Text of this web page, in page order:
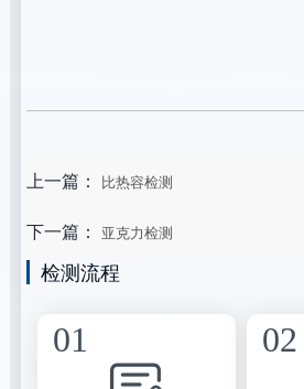
上一篇： 比热容检测
下一篇： 亚克力检测
检测流程